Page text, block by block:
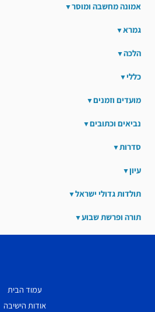
אמונה מחשבה ומוסר
גמרא
הלכה
כללי
מועדים וזמנים
נביאים וכתובים
סדרות
עיון
תולדות גדולי ישראל
תורה ופרשת שבוע
עמוד הבית
אודות הישיבה